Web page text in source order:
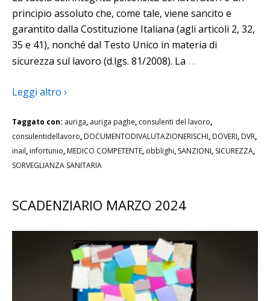
principio assoluto che, come tale, viene sancito e
garantito dalla Costituzione Italiana (agli articoli 2, 32,
35 e 41), nonché dal Testo Unico in materia di
sicurezza sul lavoro (d.lgs. 81/2008). La …
Leggi altro ›
Taggato con: auriga, auriga paghe, consulenti del lavoro,
consulentidellavoro, DOCUMENTODIVALUTAZIONERISCHI, DOVERI, DVR,
inail, infortunio, MEDICO COMPETENTE, obblighi, SANZIONI, SICUREZZA,
SORVEGLIANZA SANITARIA
SCADENZIARIO MARZO 2024